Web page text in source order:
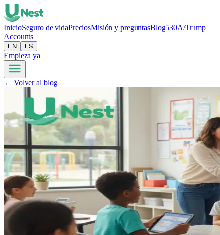
InicioSeguro de vidaPreciosMisión y preguntasBlog530A/Trump
Accounts
EN ES
Empieza ya
← Volver al blog